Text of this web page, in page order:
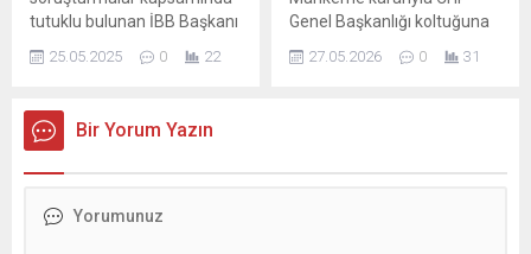
pandemi sürecinde...
tutuklu bulunan İBB Başkanı
ve CHP'nin cumhurbaşkanı
adayı Ekrem İmamoğlu'nun
tarafından yasaklanması
üzerine CHP milletvekilleri,
Enternasyonal ...
25.05.2025 0 22
Genel Başkanlığı koltuğuna
oturtulan Kemal Kılıçdaroğlu,
CHP Genel Başkanı Özgür
27.05.2026 0 31
Bir Yorum Yazın